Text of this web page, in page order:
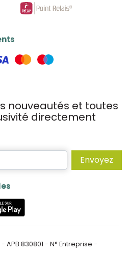
nouveautés et toutes
directement
Envoyez
APB 830801 - N° Entreprise -